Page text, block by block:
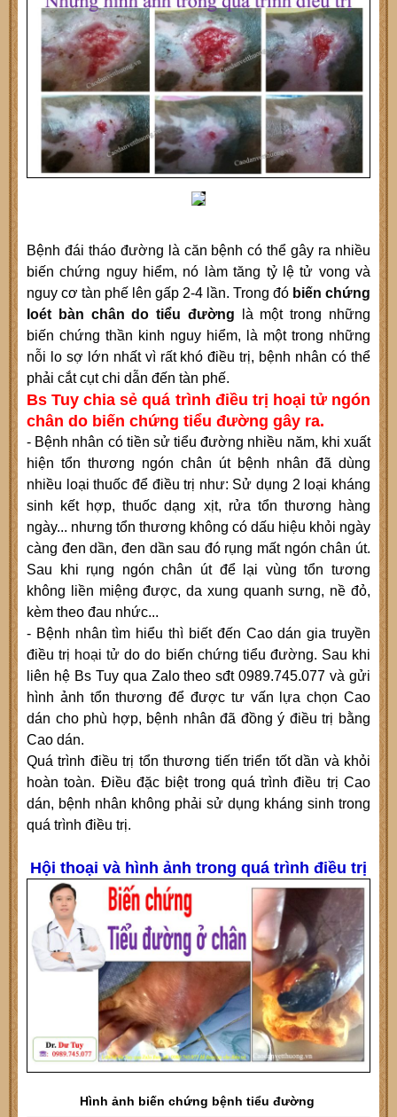
Bệnh đái tháo đường là căn bệnh có thể gây ra nhiều
biến chứng nguy hiểm, nó làm tăng tỷ lệ tử vong và
nguy cơ tàn phế lên gấp 2-4 lần. Trong đó biến chứng
loét bàn chân do tiểu đường
là một trong những
biến chứng thần kinh nguy hiểm, là một trong những
nỗi lo sợ lớn nhất vì rất khó điều trị, bệnh nhân có thể
phải cắt cụt chi dẫn đến tàn phế.
Bs Tuy chia sẻ quá trình điều trị hoại tử ngón
chân do biến chứng tiểu đường gây ra.
- Bệnh nhân có tiền sử tiểu đường nhiều năm, khi xuất
hiện tổn thương ngón chân út bệnh nhân đã dùng
nhiều loại thuốc để điều trị như: Sử dụng 2 loại kháng
sinh kết hợp, thuốc dạng xịt, rửa tổn thương hàng
ngày... nhưng tổn thương không có dấu hiệu khỏi ngày
càng đen dần, đen dần sau đó rụng mất ngón chân út.
Sau khi rụng ngón chân út để lại vùng tổn tương
không liền miệng được, da xung quanh sưng, nề đỏ,
kèm theo đau nhức...
- Bệnh nhân tìm hiểu thì biết đến Cao dán gia truyền
điều trị hoại tửdo do biến chứng tiểu đường. Sau khi
liên hệ Bs Tuy qua Zalo theo sđt 0989.745.077 và gửi
hình ảnh tổn thương để được tư vấn lựa chọn Cao
dán cho phù hợp, bệnh nhân đã đồng ý điều trị bằng
Cao dán.
Quá trình điều trị tổn thương tiến triển tốt dần và khỏi
hoàn toàn. Điều đặc biệt trong quá trình điều trị Cao
dán, bệnh nhân không phải sử dụng kháng sinh trong
quá trình điều trị.
Hội thoại và hình ảnh trong quá trình điều trị
Hình ảnh biến chứng bệnh tiểu đường